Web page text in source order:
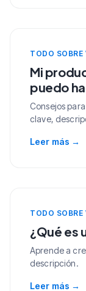
TODO SOBRE
Mi
puedo
Consejos
clave,
Leer más →
TODO SOBRE
¿Qué es
Aprende a
descripción.
Leer más →